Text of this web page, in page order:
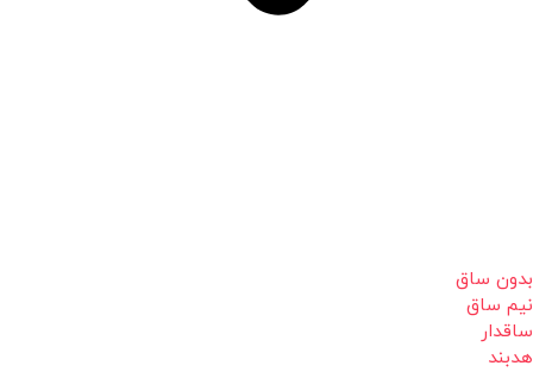
بدون ساق
نیم ساق
ساقدار
هدبند